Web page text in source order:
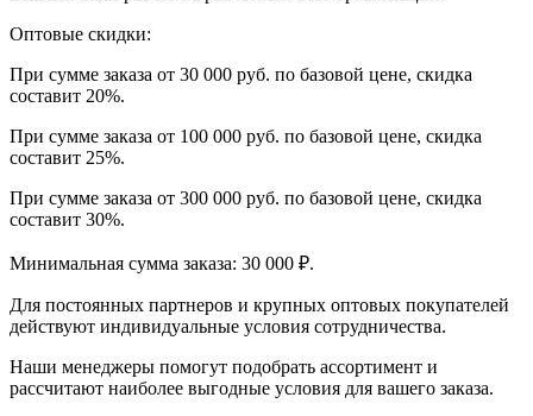
Оптовые скидки:
При сумме заказа от 30 000 руб. по базовой цене, скидка
составит 20%.
При сумме заказа от 100 000 руб. по базовой цене, скидка
составит 25%.
При сумме заказа от 300 000 руб. по базовой цене, скидка
составит 30%.
Минимальная сумма заказа: 30 000 ₽.
Для постоянных партнеров и крупных оптовых покупателей
действуют индивидуальные условия сотрудничества.
Наши менеджеры помогут подобрать ассортимент и
рассчитают наиболее выгодные условия для вашего заказа.